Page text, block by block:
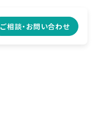
ご相談・お問い合わせ